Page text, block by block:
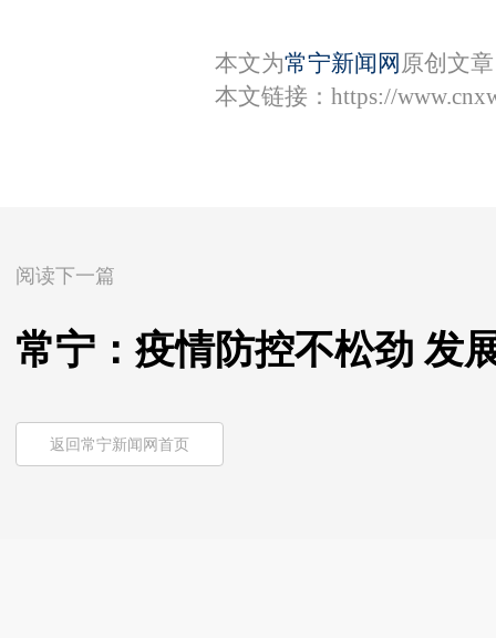
本文为常宁新闻网 原创文
本文链接： https://
阅读下一篇
常宁：疫情防控不松劲 发
返回常宁新闻网首页